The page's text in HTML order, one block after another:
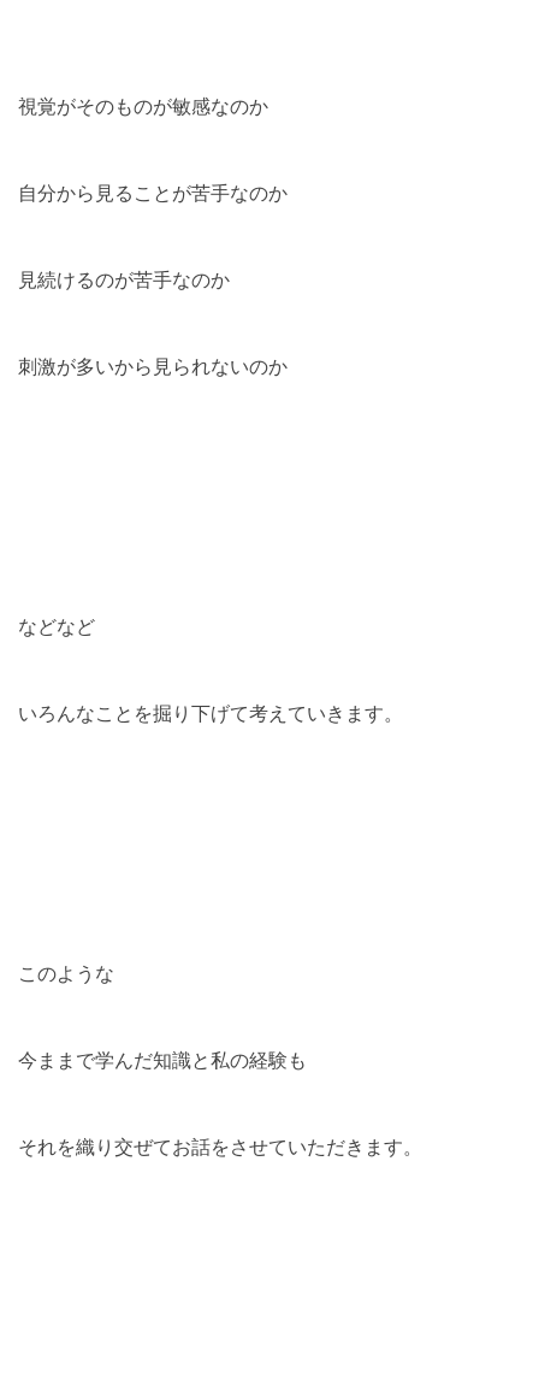
視覚がそのものが敏感なのか
自分から見ることが苦手なのか
見続けるのが苦手なのか
刺激が多いから見られないのか
などなど
いろんなことを掘り下げて考えていきます。
このような
今ままで学んだ知識と私の経験も
それを織り交ぜてお話をさせていただきます。